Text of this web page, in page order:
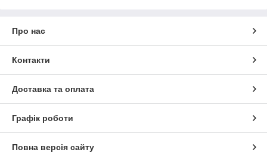
Про нас
Контакти
Доставка та оплата
Графік роботи
Повна версія сайту